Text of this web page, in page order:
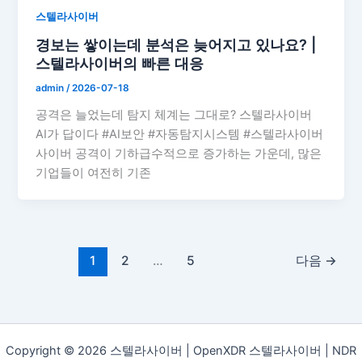
스텔라사이버
경보는 쌓이는데 분석은 늦어지고 있나요? |
스텔라사이버의 빠른 대응
admin /2026-07-18
공격은 늘었는데 탐지 체계는 그대로? 스텔라사이버
AI가 답이다 #AI보안 #자동탐지시스템 #스텔라사이버
사이버 공격이 기하급수적으로 증가하는 가운데, 많은
기업들이 여전히 기존
1 2 … 5 다음 →
Copyright © 2026 스텔라사이버 | OpenXDR 스텔라사이버 | NDR